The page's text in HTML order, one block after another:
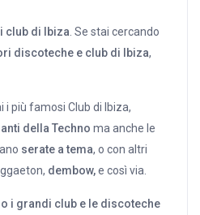
club di Ibiza . Se stai cercando
discoteche e club di Ibiza,
i più famosi Club di Ibiza,
della Techno ma anche le
serate a tema, o con altri
dembow,e così via.
i grandi club e le discoteche